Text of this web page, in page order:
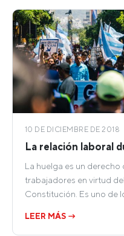
10 DE DICIEMBRE DE 2018
La relación laboral
La huelga es un
trabajadores en virtud
Constitución. Es uno de
LEER MÁS →